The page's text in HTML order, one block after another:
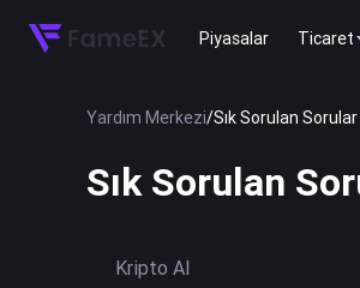
Piyasalar Ticaret
Yardım Merkezi/Sık Sorulan Sorular
Sık Sorulan
Kripto Al